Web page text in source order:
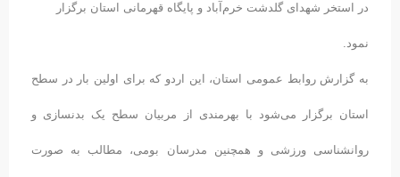
در استخر شهدای گلدشت خرم‌آباد و پایگاه قهرمانی استان برگزار
نمود.
به گزارش روابط عمومی استان، این اردو که برای اولین بار در سطح
استان برگزار می‌شود با بهرمندی از مربیان سطح یک بدنسازی و
روانشناسی ورزشی و همچنین مدرسان بومی، مطالب به صورت